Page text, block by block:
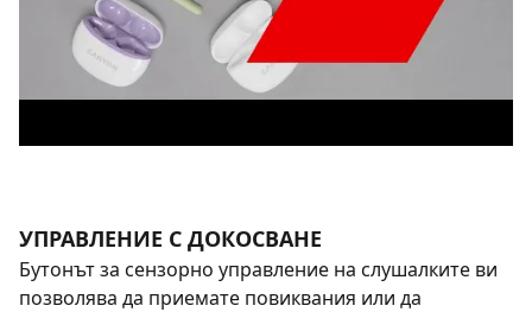
УПРАВЛЕНИЕ С ДОКОСВАНЕ
Бутонът за сензорно управление на слушалките ви
позволява да приемате повиквания или да